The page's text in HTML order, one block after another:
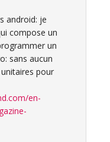
android: je
compose un
un
sans aucun
pour
en-